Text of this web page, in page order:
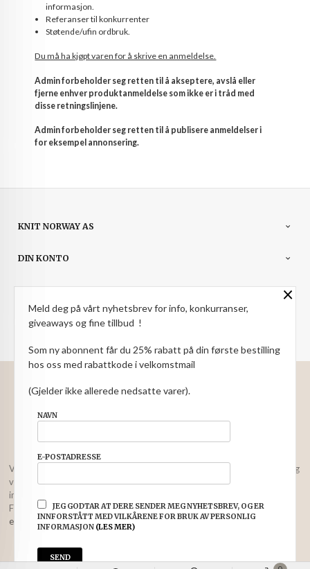
informasjon.
Referanser til konkurrenter
Støtende/ufin ordbruk.
Du må ha kjøpt varen for å skrive en anmeldelse.
Admin forbeholder seg retten til å akseptere, avslå eller
fjerne enhver produktanmeldelse som ikke er i tråd med
disse retningslinjene.
Admin forbeholder seg retten til å publisere anmeldelser i
for eksempel annonsering.
KNIT NORWAY AS
DIN KONTO
NYHETSBREV
PARTNERE
Valuta
FRAKT
Vår nettbutikk bruker cookies slik at du får en bedre kjøpsopplevelse og
vi kan yte deg bedre service. Vi bruker cookies hovedsaklig til å lagre
innloggingsdetaljer og huske hva du har puttet i handlekurven din.
Fortsett å bruke siden som normalt om du godtar dette.Les mer
endre innstillinger for cookies.
×
Meld deg på vårt nyhetsbrev for info, konkurranser,
giveaways og fine tillbud !
Som ny abonnent får du 25% rabatt på din første bestilling
hos oss med rabattkode i velkomstmail
(Gjelder ikke allerede nedsatte varer).
NAVN
E-POSTADRESSE
JEG GODTAR AT DERE SENDER MEG NYHETSBREV, OG ER
INNFORSTÅTT MED VILKÅRENE FOR BRUK AV PERSONLIG
INFORMASJON (LES MER)